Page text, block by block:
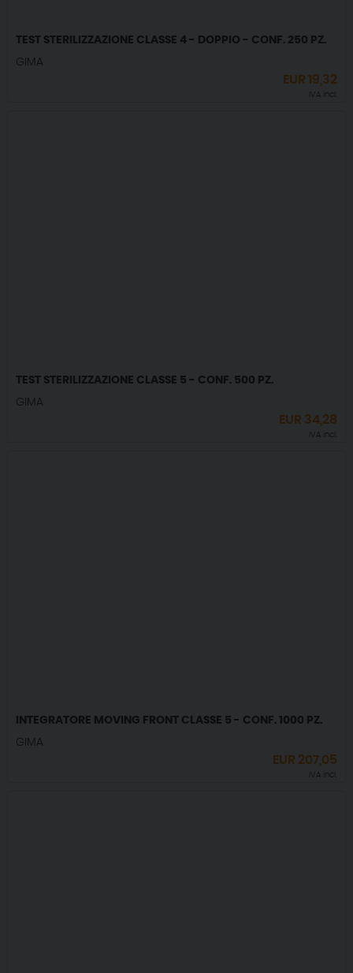
TEST STERILIZZAZIONE CLASSE 4 - DOPPIO - CONF. 250 PZ.
GIMA
EUR19,32
IVA incl.
TEST STERILIZZAZIONE CLASSE 5 - CONF. 500 PZ.
GIMA
EUR 34,28
IVA incl.
INTEGRATORE MOVING FRONT CLASSE 5 - CONF. 1000 PZ.
GIMA
EUR 207,05
IVA incl.